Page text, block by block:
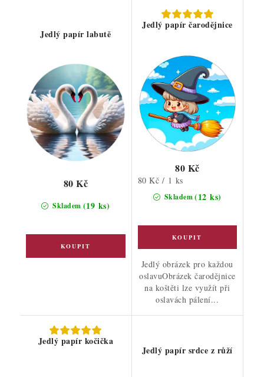
Jedlý papír labutě
Skladem (19 ks)
80 Kč
Jedlý papír čarodějnice
Skladem(12 ks)
80 Kč
Měrná
cena:
80 Kč / 1 ks
Jedlý obrázek pro každou
oslavuObrázek čarodějnice
na koštěti lze využít při
oslavách pálení...
Jedlý papír kočička
Jedlý papír srdce z růží